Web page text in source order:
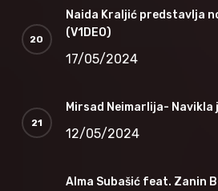
Naida Kraljić predstavlja
(V1DEO)
17/05/2024
Mirsad Neimarlija- Navikla
12/05/2024
Alma Subašić feat. Zanin